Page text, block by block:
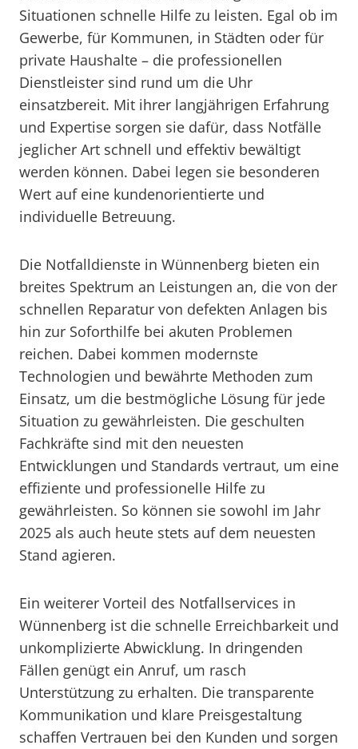
Situationen schnelle Hilfe zu leisten. Egal ob im
Gewerbe, für Kommunen, in Städten oder für
private Haushalte – die professionellen
Dienstleister sind rund um die Uhr
einsatzbereit. Mit ihrer langjährigen Erfahrung
und Expertise sorgen sie dafür, dass Notfälle
jeglicher Art schnell und effektiv bewältigt
werden können. Dabei legen sie besonderen
Wert auf eine kundenorientierte und
individuelle Betreuung.
Die Notfalldienste in Wünnenberg bieten ein
breites Spektrum an Leistungen an, die von der
schnellen Reparatur von defekten Anlagen bis
hin zur Soforthilfe bei akuten Problemen
reichen. Dabei kommen modernste
Technologien und bewährte Methoden zum
Einsatz, um die bestmögliche Lösung für jede
Situation zu gewährleisten. Die geschulten
Fachkräfte sind mit den neuesten
Entwicklungen und Standards vertraut, um eine
effiziente und professionelle Hilfe zu
gewährleisten. So können sie sowohl im Jahr
2025 als auch heute stets auf dem neuesten
Stand agieren.
Ein weiterer Vorteil des Notfallservices in
Wünnenberg ist die schnelle Erreichbarkeit und
unkomplizierte Abwicklung. In dringenden
Fällen genügt ein Anruf, um rasch
Unterstützung zu erhalten. Die transparente
Kommunikation und klare Preisgestaltung
schaffen Vertrauen bei den Kunden und sorgen